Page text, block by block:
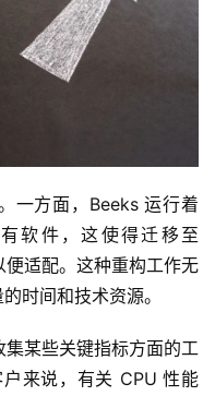
一方面，Beeks 运行着
软件，这使得迁移至
适配。这种重构工作无
时间和技术资源。
某些关键指标方面的工
来说，有关 CPU 性能